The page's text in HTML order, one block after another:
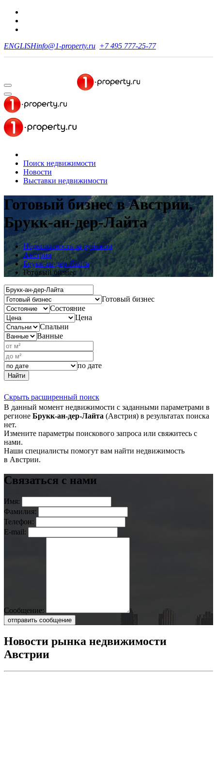
ENGLISHinfo@1-property.ru +7 495 777-25-77
Поиск недвижимости
Новости
Выставки недвижимости
Готовый бизнес в Австрии,
Брукк-ан-дер-Лайта
Недвижимость за рубежом
Австрия
Брукк-ан-дер-Лайта
Готовый бизнес
Готовый бизнес
Состояние
Цена
Спальни
Ванные
по дате
Найти
Скрыть расширенный поиск
В данный момент недвижимости с заданными параметрами в
регионе Брукк-ан-дер-Лайта (Австрия) в результатах поиска
нет.
Измените параметры поискового запроса или свяжитесь с
нами.
Наши специалисты помогут вам найти недвижимость
в Австрии.
Связаться с нами
Имя:
Фамилия:
Телефон:
E-mail:
Сообщение:
отправить сообщение
Новости рынка недвижимости
Австрии